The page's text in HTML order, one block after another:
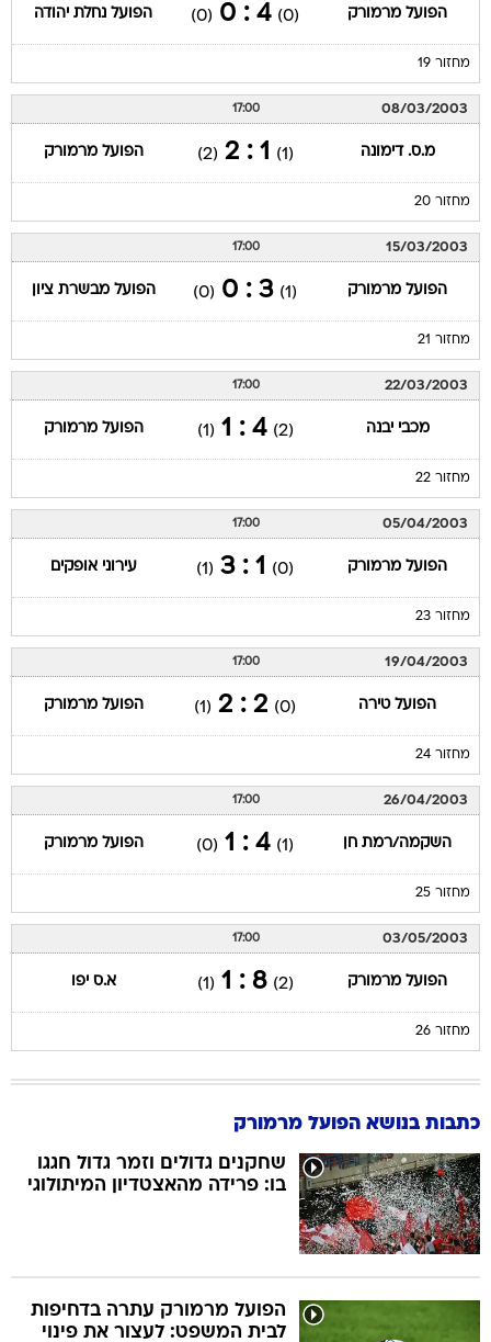
הפועל מרמורק (0)
4 : 0
(0) הפועל נחלת יהודה
מחזור 19
08/03/2003
17:00
מ.ס. דימונה (1)
1 : 2
(2) הפועל מרמורק
מחזור 20
15/03/2003
17:00
הפועל מרמורק (1)
3 : 0
(0) הפועל מבשרת ציון
מחזור 21
22/03/2003
17:00
מכבי יבנה (2)
4 : 1
(1) הפועל מרמורק
מחזור 22
05/04/2003
17:00
הפועל מרמורק (0)
1 : 3
(1) עירוני אופקים
מחזור 23
19/04/2003
17:00
הפועל טירה (0)
2 : 2
(1) הפועל מרמורק
מחזור 24
26/04/2003
17:00
השקמה/רמת חן (1)
4 : 1
(0) הפועל מרמורק
מחזור 25
03/05/2003
17:00
הפועל מרמורק (2)
8 : 1
(1) א.ס יפו
מחזור 26
כתבות בנושא הפועל מרמורק
שחקנים גדולים וזמר גדול חגגו
בו: פרידה מהאצטדיון המיתולוגי
הפועל מרמורק עתרה בדחיפות
לבית המשפט: לעצור את פינוי